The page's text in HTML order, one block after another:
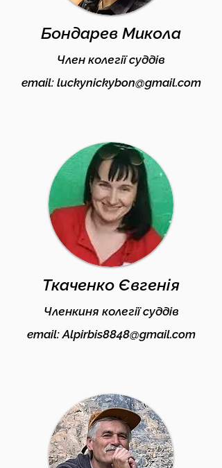
Бондарев Микола
Член колегії суддів
email: luckynickybon@gmail.com
Ткаченко Євгенія
Членкиня колегії суддів
email:Alpirbis8848@gmail.com